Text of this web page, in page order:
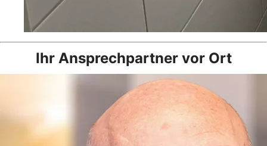
Ihr Ansprechpartner vor Ort